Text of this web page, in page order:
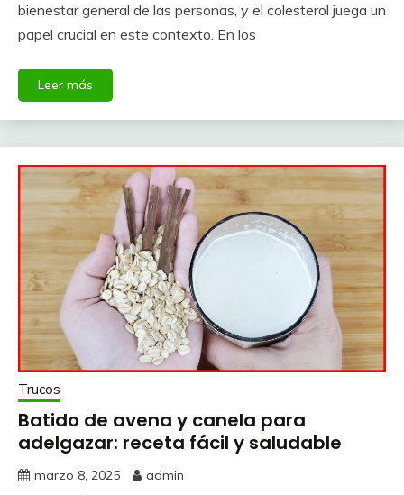
bienestar general de las personas, y el colesterol juega un
papel crucial en este contexto. En los
Leer más
Trucos
Batido de avena y canela para
adelgazar: receta fácil y saludable
marzo 8, 2025 admin